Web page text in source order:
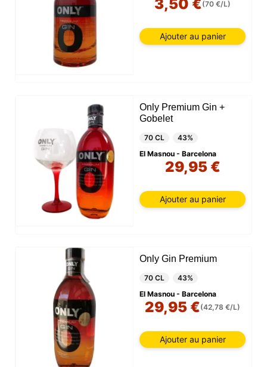
3,50 €(70 €/L)
Ajouter au panier
Only Premium Gin +
Gobelet
70 CL
43%
El Masnou - Barcelona
29,95 €
Ajouter au panier
Only Gin Premium
70 CL
43%
El Masnou - Barcelona
29,95 €(42,78 €/L)
Ajouter au panier